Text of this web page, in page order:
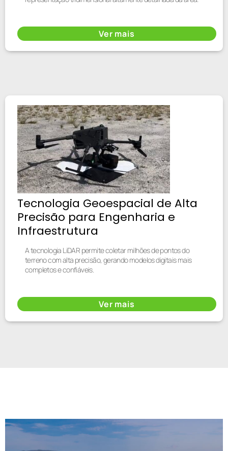
Ver mais
Tecnologia Geoespacial de Alta
Precisão para Engenharia e
Infraestrutura
A tecnologia LiDAR permite coletar milhões de pontos do
terreno com alta precisão, gerando modelos digitais mais
completos e confiáveis.
Ver mais